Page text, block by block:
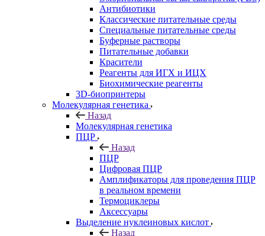
Антибиотики
Классические питательные среды
Специальные питательные среды
Буферные растворы
Питательные добавки
Красители
Реагенты для ИГХ и ИЦХ
Биохимические реагенты
3D-биопринтеры
Молекулярная генетика
Назад
Молекулярная генетика
ПЦР
Назад
ПЦР
Цифровая ПЦР
Амплификаторы для проведения ПЦР
в реальном времени
Термоциклеры
Аксессуары
Выделение нуклеиновых кислот
Назад